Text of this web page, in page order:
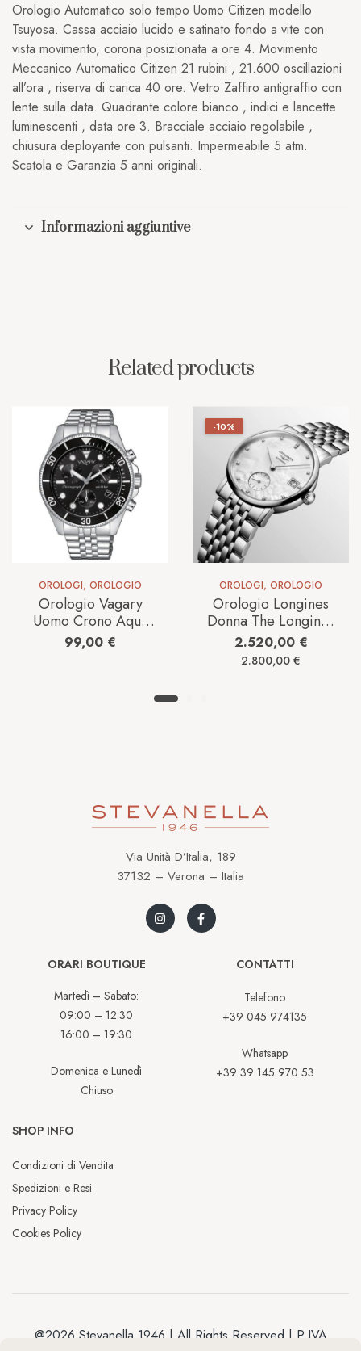
Orologio Automatico solo tempo Uomo Citizen modello
Tsuyosa. Cassa acciaio lucido e satinato fondo a vite con
vista movimento, corona posizionata a ore 4. Movimento
Meccanico Automatico Citizen 21 rubini , 21.600 oscillazioni
all’ora , riserva di carica 40 ore. Vetro Zaffiro antigraffio con
lente sulla data. Quadrante colore bianco , indici e lancette
luminescenti , data ore 3. Bracciale acciaio regolabile ,
chiusura deployante con pulsanti. Impermeabile 5 atm.
Scatola e Garanzia 5 anni originali.
Informazioni aggiuntive
Related products
OROLOGI, OROLOGIO
Orologio Vagary
Uomo Crono Aqua
105th in Acciaio
VS1-019-55
99,00 €
-10%
OROLOGI, OROLOGIO
Orologio Longines
Donna The Longines
Elegant Collection in
Acciaio L43124876
2.800,00€
2.520,00 €
Via Unità D’Italia, 189
37132 – Verona – Italia
ORARI BOUTIQUE
Martedì – Sabato:
09:00 – 12:30
16:00 – 19:30
Domenica e Lunedì
Chiuso
CONTATTI
Telefono
+39 045 974135
Whatsapp
+39 39 145 970 53
SHOP INFO
Condizioni di Vendita
Spedizioni e Resi
Privacy Policy
Cookies Policy
@2026 Stevanella 1946 | All Rights Reserved | P.IVA